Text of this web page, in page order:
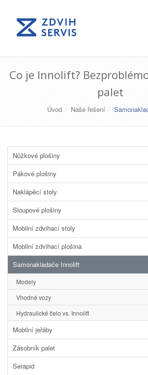
Co je Innolift?
palet
Úvod Naše řešení
Nůžkové plošiny
Pákové plošiny
Naklápěcí stoly
Sloupové plošiny
Mobilní zdvihací stoly
Mobilní zdvihací plošina
Samonakladače Innolift
Modely
Vhodné vozy
Hydraulické čelo vs. Innolift
Mobilní jeřáby
Zásobník palet
Serapid